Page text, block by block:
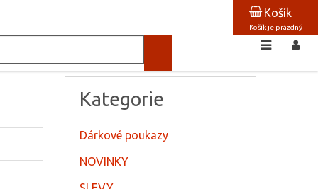
Košík
Košík je prázdný
Kategorie
Dárkové poukazy
NOVINKY